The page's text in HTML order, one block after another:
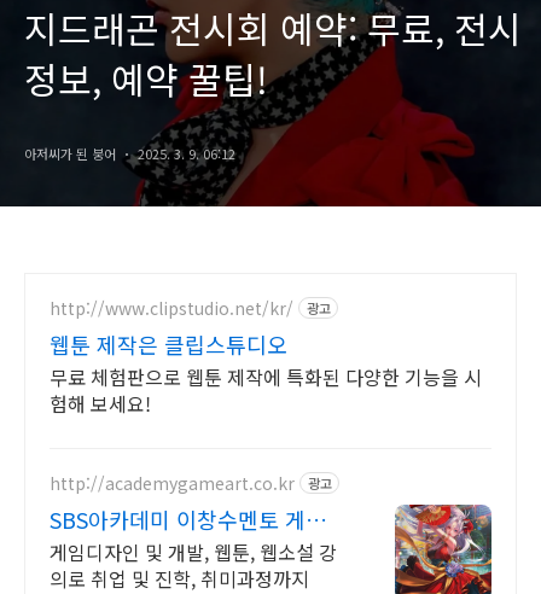
지드래곤 전시회 예약: 무료, 전시
정보, 예약 꿀팁!
아저씨가 된 붕어 2025. 3. 9. 06:12
http://www.clipstudio.net/kr/ 광고
웹툰 제작은 클립스튜디오
무료 체험판으로 웹툰 제작에 특화된 다양한 기능을 시
험해 보세요!
http://academygameart.co.kr 광고
SBS아카데미 이창수멘토 게임,
웹툰,웹소설A to Z
게임디자인 및 개발, 웹툰, 웹소설 강
의로 취업 및 진학, 취미과정까지